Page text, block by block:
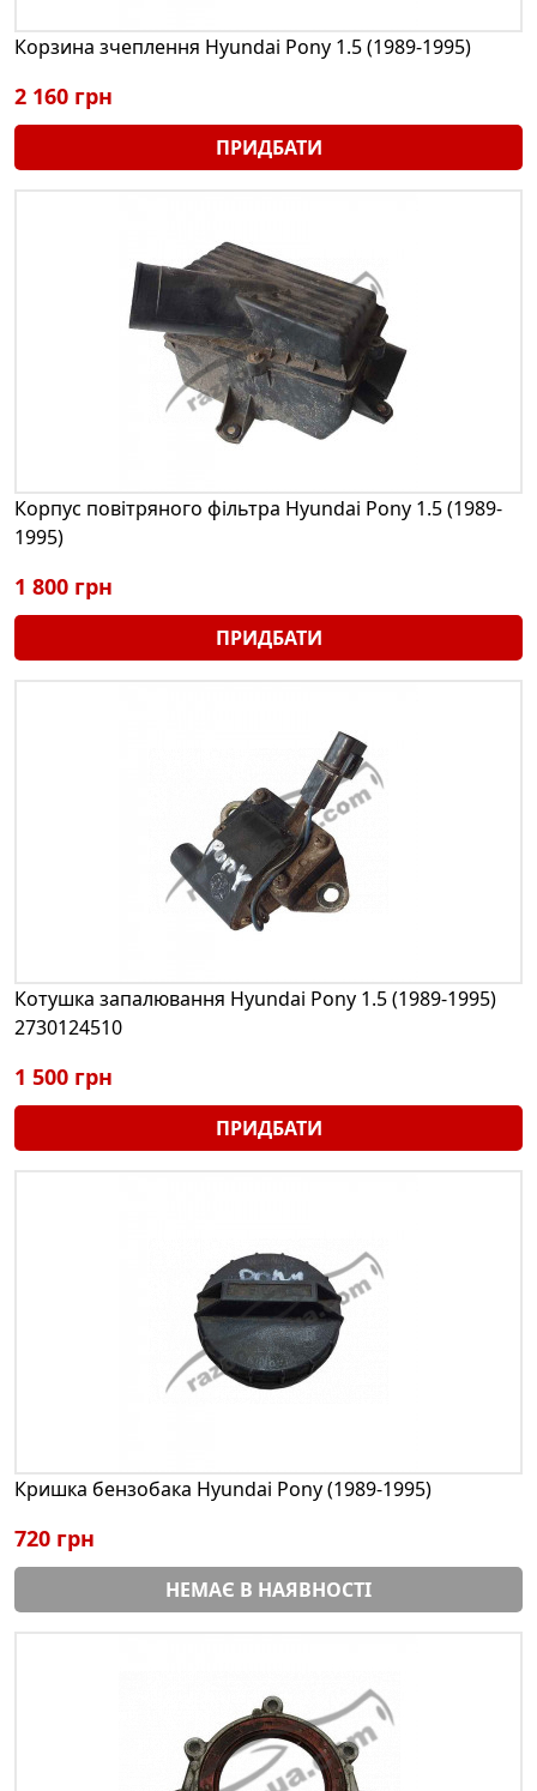
Корзина зчеплення Hyundai Pony 1.5 (1989-1995)
2 160 грн
ПРИДБАТИ
Корпус повітряного фільтра Hyundai Pony 1.5 (1989-
1995)
1 800 грн
ПРИДБАТИ
Котушка запалювання Hyundai Pony 1.5 (1989-1995)
2730124510
1 500 грн
ПРИДБАТИ
Кришка бензобака Hyundai Pony (1989-1995)
720 грн
НЕМАЄ В НАЯВНОСТІ